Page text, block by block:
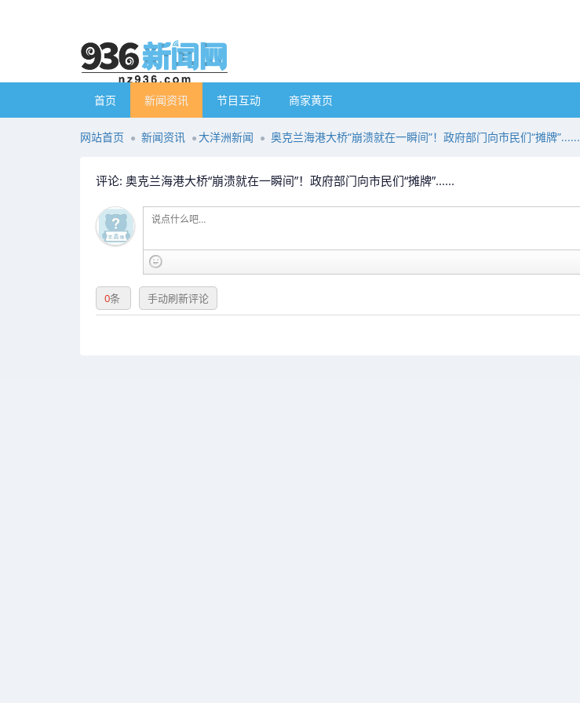
首页 新闻资讯 节目互动 商家黄页
网站首页 新闻资讯 大洋洲新闻 奥克兰海港大桥“崩溃就在一瞬间”！政府部门向市民们“摊牌”......
评论: 奥克兰海港大桥“崩溃就在一瞬间”！政府部门向市民们“摊牌”......
0条 手动刷新评论